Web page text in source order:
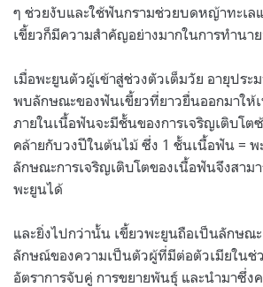
ๆ ช่วยงับและใช้ฟันกรามช่วยบดหญ้าทะเล
เขี้ยวก็มีความสำคัญอย่างมากในการทำนา
เมื่อพะยูนตัวผู้เข้าสู่ช่วงตัวเต็มวัย อายุประ
พบลักษณะของฟันเขี้ยวที่ยาวยื่นออกมาให้
ภายในเนื้อฟันจะมีชั้นของการเจริญเติบโ
คล้ายกับวงปีในต้นไม้ ซึ่ง 1 ชั้นเนื้อฟัน =
ลักษณะการเจริญเติบโตของเนื้อฟันจึงสาม
พะยูนได้
และยิ่งไปกว่านั้น เขี้ยวพะยูนถือเป็นลักษณ
ลักษณ์ของความเป็นตัวผู้ที่มีต่อตัวเมียในช่
อัตราการจับคู่ การขยายพันธุ์ และนำมาซึ่ง